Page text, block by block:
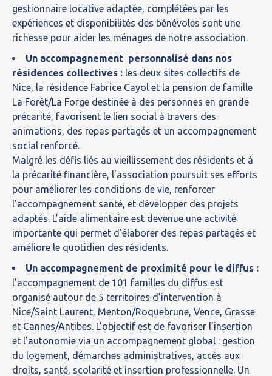
gestionnaire locative adaptée, complétées par les
expériences et disponibilités des bénévoles sont une
richesse pour aider les ménages de notre association.
Un accompagnement personnalisé dans nos
résidences collectives : les deux sites collectifs de
Nice, la résidence Fabrice Cayol et la pension de famille
La Forêt/La Forge destinée à des personnes en grande
précarité, favorisent le lien social à travers des
animations, des repas partagés et un accompagnement
social renforcé.
Malgré les défis liés au vieillissement des résidents et à
la précarité financière, l’association poursuit ses efforts
pour améliorer les conditions de vie, renforcer
l’accompagnement santé, et développer des projets
adaptés. L’aide alimentaire est devenue une activité
importante qui permet d’élaborer des repas partagés et
améliore le quotidien des résidents.
Un accompagnement de proximité pour le diffus :
l’accompagnement de 101 familles du diffus est
organisé autour de 5 territoires d’intervention à
Nice/Saint Laurent, Menton/Roquebrune, Vence, Grasse
et Cannes/Antibes. L’objectif est de favoriser l’insertion
et l’autonomie via un accompagnement global : gestion
du logement, démarches administratives, accès aux
droits, santé, scolarité et insertion professionnelle. Un